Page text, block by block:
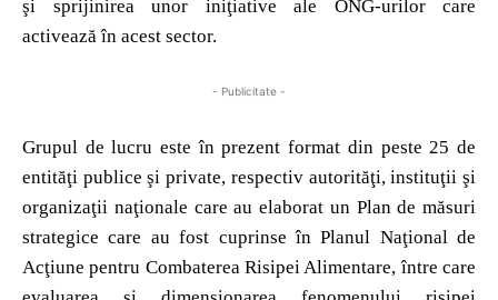
şi sprijinirea unor iniţiative ale ONG-urilor care
activează în acest sector.
- Publicitate -
Grupul de lucru este în prezent format din peste 25 de
entităţi publice şi private, respectiv autorităţi, instituţii şi
organizaţii naţionale care au elaborat un Plan de măsuri
strategice care au fost cuprinse în Planul Naţional de
Acţiune pentru Combaterea Risipei Alimentare, între care